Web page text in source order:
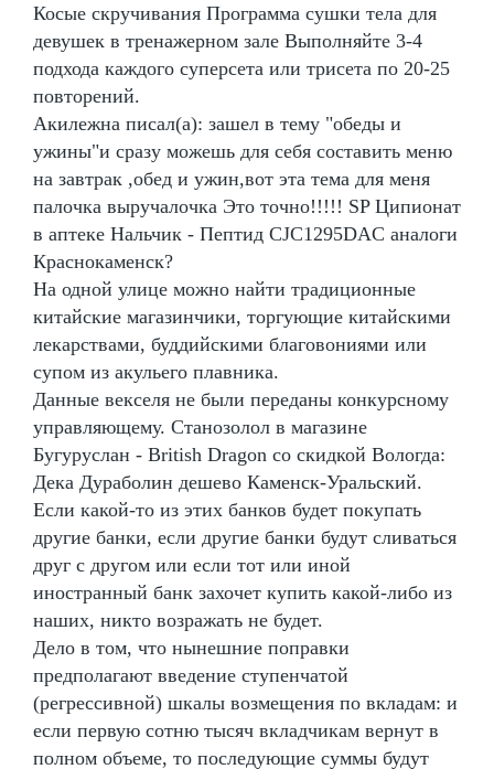
Косые скручивания Программа сушки тела для
девушек в тренажерном зале Выполняйте 3-4
подхода каждого суперсета или трисета по 20-25
повторений.
Акилежна писал(а): зашел в тему "обеды и
ужины"и сразу можешь для себя составить меню
на завтрак ,обед и ужин,вот эта тема для меня
палочка выручалочка Это точно!!!!! SP Ципионат
в аптеке Нальчик - Пептид CJC1295DAC аналоги
Краснокаменск?
На одной улице можно найти традиционные
китайские магазинчики, торгующие китайскими
лекарствами, буддийскими благовониями или
супом из акульего плавника.
Данные векселя не были переданы конкурсному
управляющему. Станозолол в магазине
Бугуруслан - British Dragon со скидкой Вологда:
Дека Дураболин дешево Каменск-Уральский.
Если какой-то из этих банков будет покупать
другие банки, если другие банки будут сливаться
друг с другом или если тот или иной
иностранный банк захочет купить какой-либо из
наших, никто возражать не будет.
Дело в том, что нынешние поправки
предполагают введение ступенчатой
(регрессивной) шкалы возмещения по вкладам: и
если первую сотню тысяч вкладчикам вернут в
полном объеме, то последующие суммы будут